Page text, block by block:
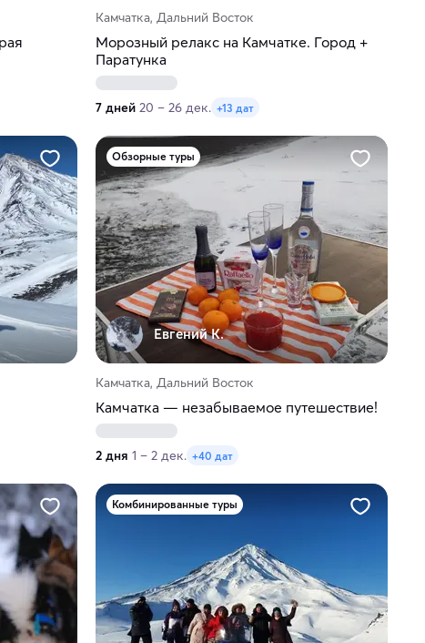
Камчатка, Дальний Восток
Морозный релакс на Камчатке. Город +
Паратунка
7 дней 20 – 26 дек. +13 дат
Обзорные туры
Евгений К.
Камчатка, Дальний Восток
Камчатка — незабываемое путешествие!
2 дня 1 – 2 дек. +40 дат
Комбинированные туры